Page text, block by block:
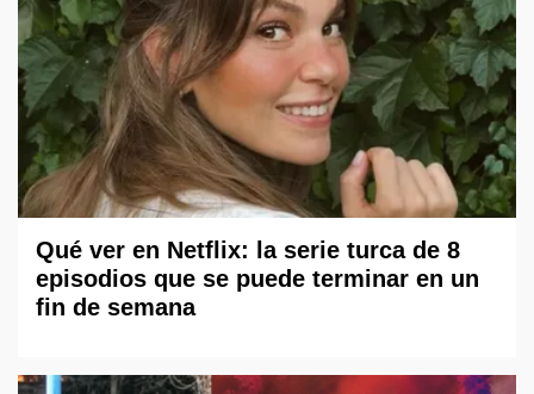
Qué ver en Netflix: la serie turca de 8
episodios que se puede terminar en un
fin de semana